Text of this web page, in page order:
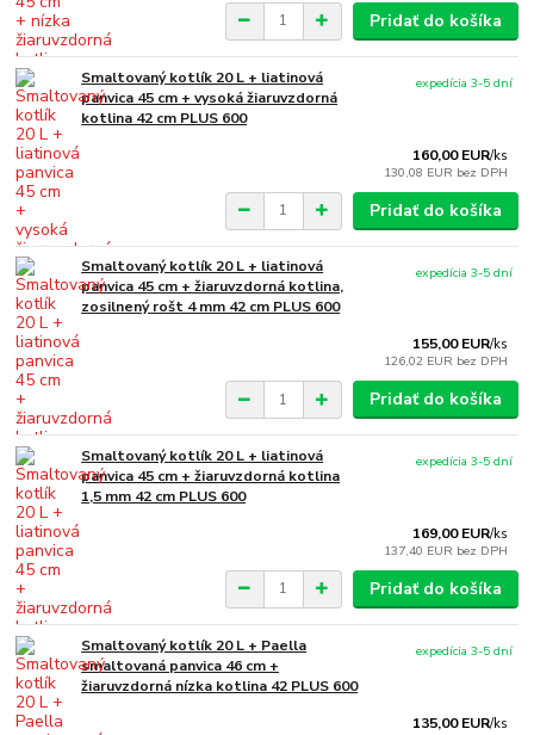
Pridať do košíka
Smaltovaný kotlík 20 L + liatinová
panvica 45 cm + vysoká žiaruvzdorná
kotlina 42 cm PLUS 600
160,00 EUR/ks
130,08 EUR bez DPH
expedícia 3-5 dní
Pridať do košíka
Smaltovaný kotlík 20 L + liatinová
panvica 45 cm + žiaruvzdorná kotlina,
zosilnený rošt 4 mm 42 cm PLUS 600
155,00 EUR/ks
126,02 EUR bez DPH
expedícia 3-5 dní
Pridať do košíka
Smaltovaný kotlík 20 L + liatinová
panvica 45 cm + žiaruvzdorná kotlina
1,5 mm 42 cm PLUS 600
169,00 EUR/ks
137,40 EUR bez DPH
expedícia 3-5 dní
Pridať do košíka
Smaltovaný kotlík 20 L + Paella
smaltovaná panvica 46 cm +
žiaruvzdorná nízka kotlina 42 PLUS 600
135,00 EUR/ks
expedícia 3-5 dní